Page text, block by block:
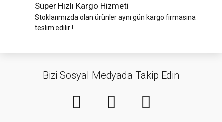
Süper Hızlı Kargo Hizmeti
Stoklarımızda olan ürünler aynı gün kargo firmasına
teslim edilir !
Bizi Sosyal Medyada Takip Edin